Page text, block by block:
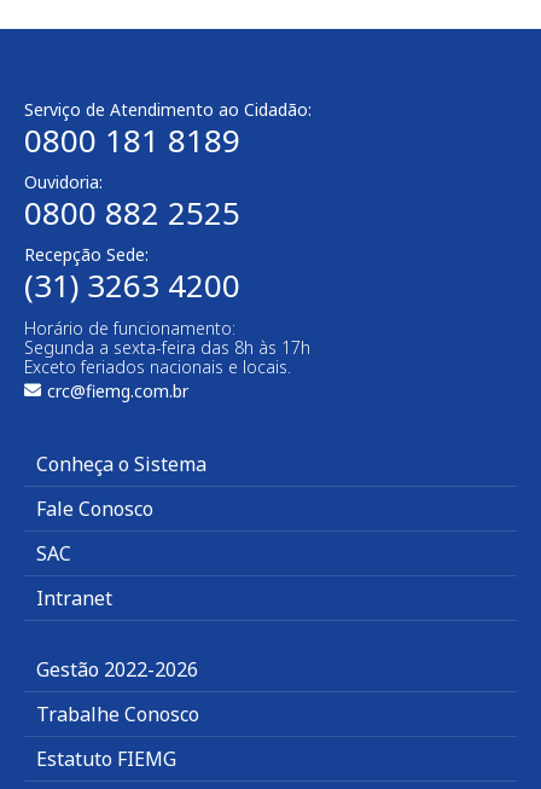
Serviço de Atendimento ao Cidadão:
0800 181 8189
Ouvidoria:
0800 882 2525​
Recepção Sede:
(31) 3263 4200
Horário de funcionamento:
Segunda a sexta-feira das 8h às 17h
Exceto feriados nacionais e locais.
crc@fiemg.com.br
Conheça o Sistema
Fale Conosco
SAC
Intranet
Gestão 2022-2026
Trabalhe Conosco
Estatuto FIEMG